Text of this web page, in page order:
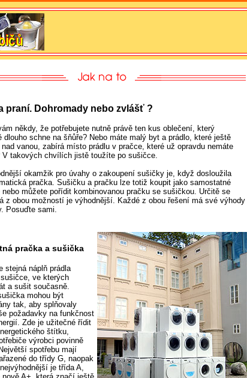
praní. Dohromady nebo zvlášť ?
někdy, že potřebujete nutně právě ten kus oblečení, který
dlouho schne na šňůře? Nebo máte malý byt a prádlo, které ještě
nad vanou, zabírá místo prádlu v pračce, které už opravdu nemáte
V takových chvílích jistě toužíte po sušičce.
okamžik pro úvahy o zakoupení sušičky je, když dosloužila
pračka. Sušičku a pračku lze totiž koupit jako samostatné
nebo můžete pořídit kombinovanou pračku se sušičkou. Určitě se
z obou možností je výhodnější. Každé z obou řešení má své výhody
Posuďte sami.
pračka a sušička
stejná náplň prádla
ve kterých
a sušit současně.
mohou být
tak, aby splňovaly
požadavky na funkčnost
Zde je užitečné řídit
štítku,
výrobci povinně
spotřebu mají
do třídy G, naopak
je třída A,